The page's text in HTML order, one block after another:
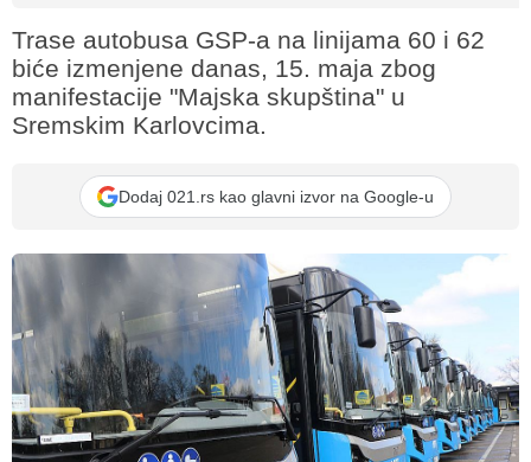
Trase autobusa GSP-a na linijama 60 i 62
biće izmenjene danas, 15. maja zbog
manifestacije "Majska skupština" u
Sremskim Karlovcima.
Dodaj 021.rs kao glavni izvor na Google-u